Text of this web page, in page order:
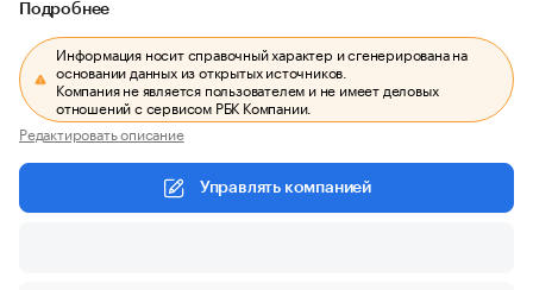
Подробнее
Информация носит справочный характер и сгенерирована на
основании данных из открытых источников.
Компания не является пользователем и не имеет деловых
отношений с сервисом РБК Компании.
Редактировать описание
Управлять компанией